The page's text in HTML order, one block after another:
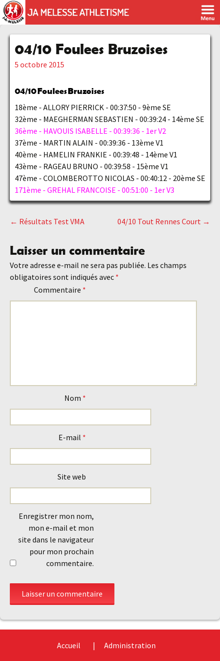
04/10 Foulees Bruzoises
5 octobre 2015
04/10Foulees Bruzoises
18ème - ALLORY PIERRICK - 00:37:50 - 9ème SE
32ème - MAEGHERMAN SEBASTIEN - 00:39:24 - 14ème SE
36ème - HAVOUIS ISABELLE - 00:39:36 - 1er V2
37ème - MARTIN ALAIN - 00:39:36 - 13ème V1
40ème - HAMELIN FRANKIE - 00:39:48 - 14ème V1
43ème - RAGEAU BRUNO - 00:39:58 - 15ème V1
47ème - COLOMBEROTTO NICOLAS - 00:40:12 - 20ème SE
171ème - GREHAL FRANCOISE - 00:51:00 - 1er V3
Navigation
des
articles
← Résultats Test VMA 04/10 Tout Rennes Court →
Laisser un commentaire
Votre adresse e-mail ne sera pas publiée. Les champs
obligatoires sont indiqués avec *
Commentaire *
Nom *
E-mail *
Site web
Enregistrer mon nom,
mon e-mail et mon
site dans le navigateur
pour mon prochain
commentaire.
Accueil Administration